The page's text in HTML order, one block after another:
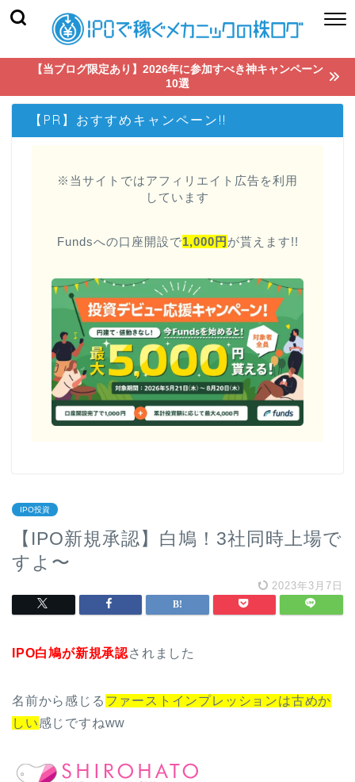
【当ブログ限定あり】2026年に参加すべき神キャンペーン
10選
【PR】おすすめキャンペーン!!
※当サイトではアフィリエイト広告を利用
しています
Fundsへの口座開設で1,000円 が貰えます!!
IPO投資
【IPO新規承認】白鳩！3社同時上場で
すよ〜
2023年3月7日
IPO白鳩が新規承認されました
名前から感じる ファーストインプレッションは古めか
しい感じですねww